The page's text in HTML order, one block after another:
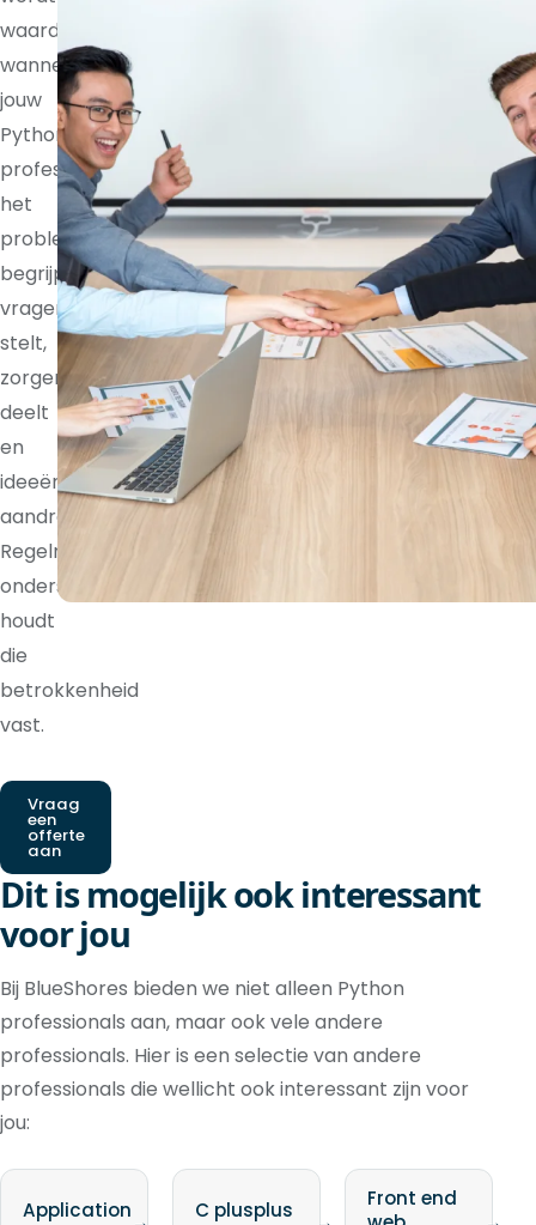
waardevoller
wanneer
jouw
Python
professional
het
probleem
begrijpt,
vragen
stelt,
zorgen
deelt
en
ideeën
aandraagt.
Regelmatige
ondersteuning
houdt
die
betrokkenheid
vast.
Vraag
een
offerte
aan
Dit is mogelijk ook interessant
voor jou
Bij BlueShores bieden we niet alleen Python
professionals aan, maar ook vele andere
professionals. Hier is een selectie van andere
professionals die wellicht ook interessant zijn voor
jou:
Application
C plusplus
Front end